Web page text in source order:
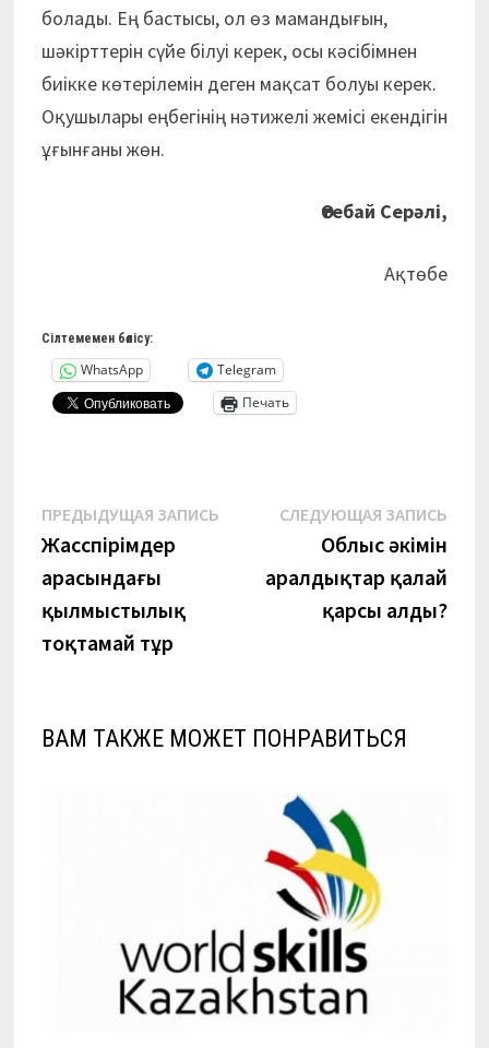
болады. Ең бастысы, ол өз мамандығын,
шәкірттерін сүйе білуі керек, осы кәсібімнен
биікке көтерілемін деген мақсат болуы керек.
Оқушылары еңбегінің нәтижелі жемісі екендігін
ұғынғаны жөн.
Өтебай Серәлі,
Ақтөбе
Сілтемемен бөлісу:
WhatsApp
Telegram
Печать
Навигация
по
записям
ПРЕДЫДУЩАЯ ЗАПИСЬПредыдущая
Жасөспірімдер
арасындағы
қылмыстылық
тоқтамай тұр
СЛЕДУЮЩАЯ ЗАПИСЬ
Облыс әкімін
аралдықтар қалай
қарсы алды?
ВАМ ТАКЖЕ МОЖЕТ ПОНРАВИТЬСЯ